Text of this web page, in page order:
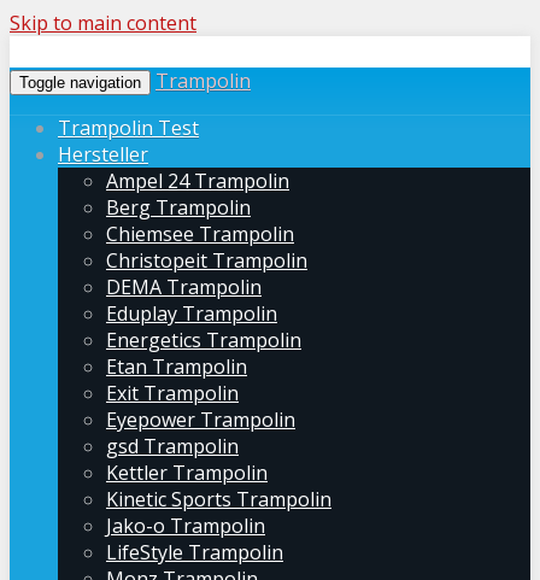
Skip to main content
Toggle navigation
Trampolin
Trampolin Test
Hersteller
Ampel 24 Trampolin
Berg Trampolin
Chiemsee Trampolin
Christopeit Trampolin
DEMA Trampolin
Eduplay Trampolin
Energetics Trampolin
Etan Trampolin
Exit Trampolin
Eyepower Trampolin
gsd Trampolin
Kettler Trampolin
Kinetic Sports Trampolin
Jako-o Trampolin
LifeStyle Trampolin